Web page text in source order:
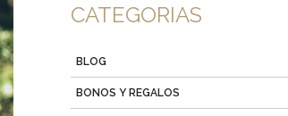
CATEGORIAS
BLOG
BONOS Y REGALOS